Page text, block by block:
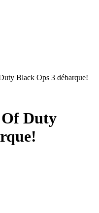
Black Ops 3 débarque!
Duty